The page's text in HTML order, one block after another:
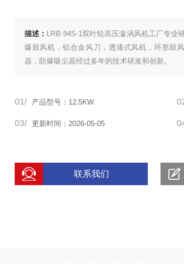
描述： LRB-94S-1双叶轮高压漩涡风机工厂专业
爆鼓风机，铝合金风刀，透浦式风机，环形鼓
器，防爆吸尘器经过多年的技术研发和创新。
01/ 产品型号：12.5KW
03/ 更新时间：2026-05-05
联系我们